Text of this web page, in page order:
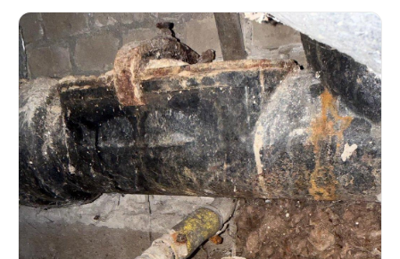
voorkomt.